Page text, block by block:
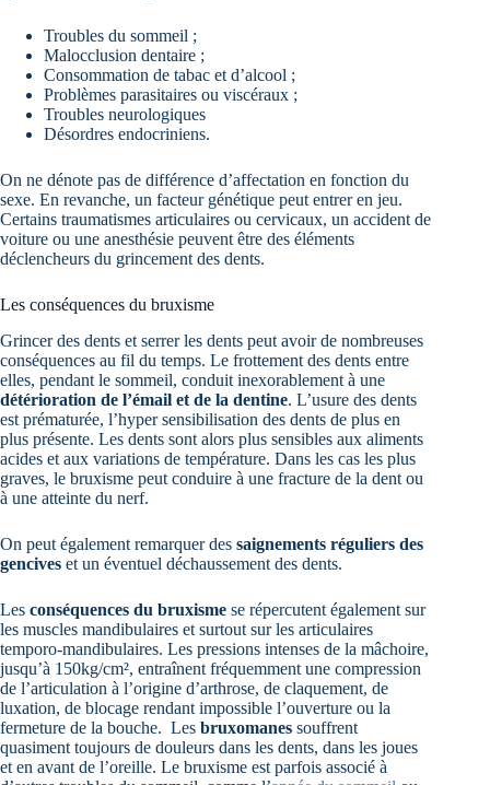
Troubles du sommeil ;
Malocclusion dentaire ;
Consommation de tabac et d’alcool ;
Problèmes parasitaires ou viscéraux ;
Troubles neurologiques
Désordres endocriniens.
On ne dénote pas de différence d’affectation en fonction du
sexe. En revanche, un facteur génétique peut entrer en jeu.
Certains traumatismes articulaires ou cervicaux, un accident de
voiture ou une anesthésie peuvent être des éléments
déclencheurs du grincement des dents.
Les conséquences du bruxisme
Grincer des dents et serrer les dents peut avoir de nombreuses
conséquences au fil du temps. Le frottement des dents entre
elles, pendant le sommeil, conduit inexorablement à une
détérioration de l’émail et de la dentine. L’usure des dents
est prématurée, l’hyper sensibilisation des dents de plus en
plus présente. Les dents sont alors plus sensibles aux aliments
acides et aux variations de température. Dans les cas les plus
graves, le bruxisme peut conduire à une fracture de la dent ou
à une atteinte du nerf.
On peut également remarquer des saignements réguliers des
gencives et un éventuel déchaussement des dents.
Les conséquences du bruxisme se répercutent également sur
les muscles mandibulaires et surtout sur les articulaires
temporo-mandibulaires. Les pressions intenses de la mâchoire,
jusqu’à 150kg/cm², entraînent fréquemment une compression
de l’articulation à l’origine d’arthrose, de claquement, de
luxation, de blocage rendant impossible l’ouverture ou la
fermeture de la bouche. Les bruxomanes souffrent
quasiment toujours de douleurs dans les dents, dans les joues
et en avant de l’oreille. Le bruxisme est parfois associé à